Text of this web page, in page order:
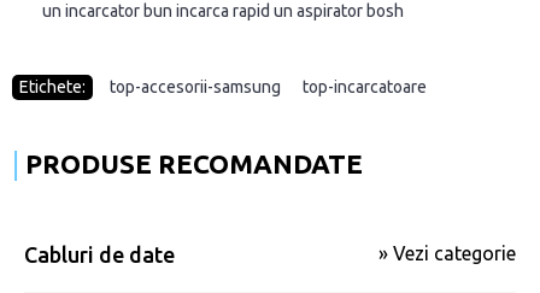
un incarcator bun incarca rapid un aspirator bosh
Etichete: top-accesorii-samsung top-incarcatoare
PRODUSE RECOMANDATE
Cabluri de date » Vezi categorie